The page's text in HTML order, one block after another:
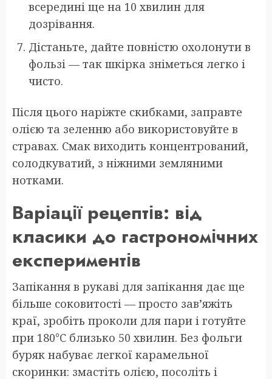
всередині ще на 10 хвилин для
дозрівання.
Дістаньте, дайте повністю охолонути в
фользі — так шкірка зніметься легко і
чисто.
Після цього наріжте скибками, заправте
олією та зеленню або використовуйте в
стравах. Смак виходить концентрований,
солодкуватий, з ніжними земляними
нотками.
Варіації рецептів: від
класики до гастрономічних
експериментів
Запікання в рукаві для запікання дає ще
більше соковитості — просто зав’яжіть
краї, зробіть проколи для пари і готуйте
при 180°C близько 50 хвилин. Без фольги
буряк набуває легкої карамельної
скоринки: змастіть олією, посоліть і